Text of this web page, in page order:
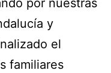
por nuestras
y
el
familiares